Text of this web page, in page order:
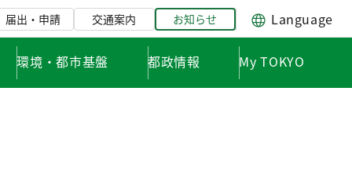
届出・申請 交通案内 お知らせ Language
環境・都市基盤 都政情報 My TOKYO